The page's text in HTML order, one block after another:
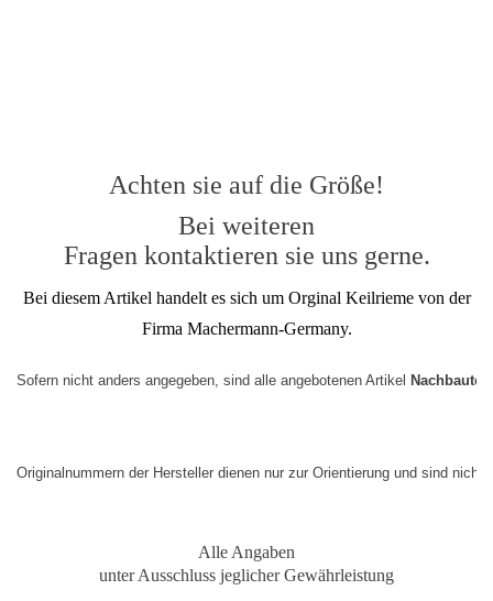
Achten sie auf die Größe!
Bei weiteren
Fragen kontaktieren sie uns gerne.
Bei diesem Artikel handelt es sich um Orginal Keilrieme von der
Firma Machermann-Germany.
Sofern nicht anders angegeben, sind alle angebotenen Artikel
Originalnummern der Hersteller dienen nur zur Orientierung und sind
Alle Angaben
unter Ausschluss jeglicher Gewährleistung